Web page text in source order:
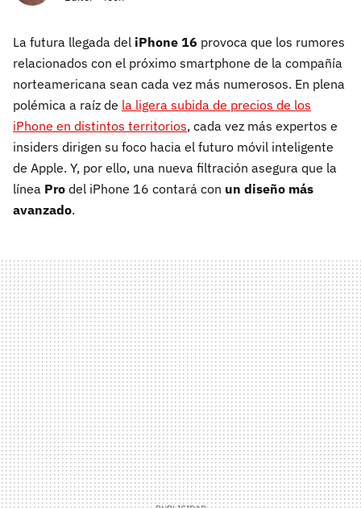
La futura llegada del iPhone 16 provoca que los rumores
relacionados con el próximo smartphone de la compañía
norteamericana sean cada vez más numerosos. En plena
polémica a raíz de la ligera subida de precios de los
iPhone en distintos territorios, cada vez más expertos e
insiders dirigen su foco hacia el futuro móvil inteligente
de Apple. Y, por ello, una nueva filtración asegura que la
línea Pro del iPhone 16 contará con un diseño más
avanzado.